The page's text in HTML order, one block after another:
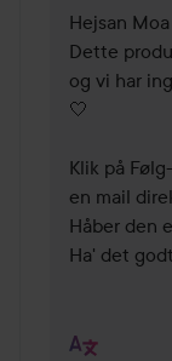
Hejsan
Dette
og vi har
🤍
Klik på
en mail
Håber den
Ha' det